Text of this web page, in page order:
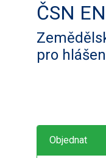
ČSN
pro
Objednat